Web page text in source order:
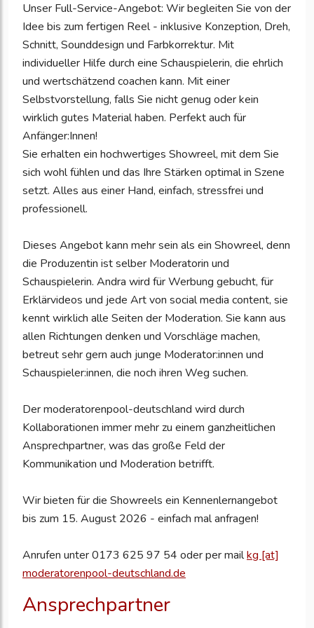
Unser Full-Service-Angebot: Wir begleiten Sie von der
Idee bis zum fertigen Reel - inklusive Konzeption, Dreh,
Schnitt, Sounddesign und Farbkorrektur. Mit
individueller Hilfe durch eine Schauspielerin, die ehrlich
und wertschätzend coachen kann. Mit einer
Selbstvorstellung, falls Sie nicht genug oder kein
wirklich gutes Material haben. Perfekt auch für
Anfänger:Innen!
Sie erhalten ein hochwertiges Showreel, mit dem Sie
sich wohl fühlen und das Ihre Stärken optimal in Szene
setzt. Alles aus einer Hand, einfach, stressfrei und
professionell.
Dieses Angebot kann mehr sein als ein Showreel, denn
die Produzentin ist selber Moderatorin und
Schauspielerin. Andra wird für Werbung gebucht, für
Erklärvideos und jede Art von social media content, sie
kennt wirklich alle Seiten der Moderation. Sie kann aus
allen Richtungen denken und Vorschläge machen,
betreut sehr gern auch junge Moderator:innen und
Schauspieler:innen, die noch ihren Weg suchen.
Der moderatorenpool-deutschland wird durch
Kollaborationen immer mehr zu einem ganzheitlichen
Ansprechpartner, was das große Feld der
Kommunikation und Moderation betrifft.
Wir bieten für die Showreels ein Kennenlernangebot
bis zum 15. August 2026 - einfach mal anfragen!
Anrufen unter 0173 625 97 54 oder per mailkg [at]
moderatorenpool-deutschland.de
Ansprechpartner